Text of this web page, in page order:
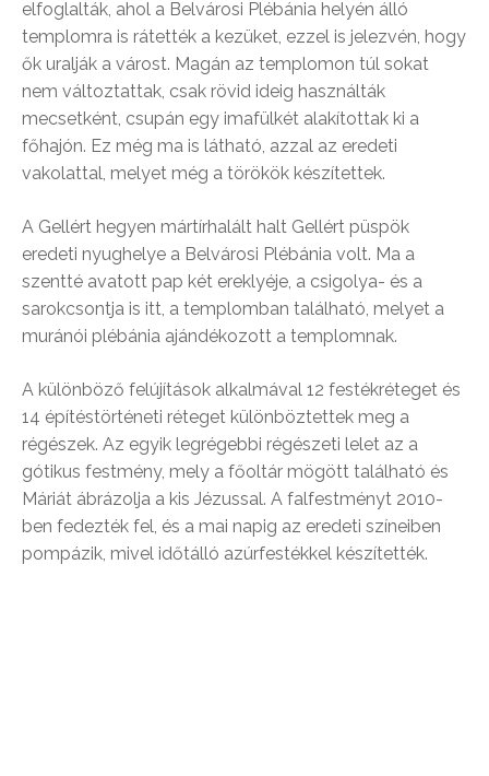
elfoglalták, ahol a Belvárosi Plébánia helyén álló
templomra is rátették a kezüket, ezzel is jelezvén, hogy
ők uralják a várost. Magán az templomon túl sokat
nem változtattak, csak rövid ideig használták
mecsetként, csupán egy imafülkét alakítottak ki a
főhajón. Ez még ma is látható, azzal az eredeti
vakolattal, melyet még a törökök készítettek.
A Gellért hegyen mártírhalált halt Gellért püspök
eredeti nyughelye a Belvárosi Plébánia volt. Ma a
szentté avatott pap két ereklyéje, a csigolya- és a
sarokcsontja is itt, a templomban található, melyet a
muránói plébánia ajándékozott a templomnak.
A különböző felújítások alkalmával 12 festékréteget és
14 építéstörténeti réteget különböztettek meg a
régészek. Az egyik legrégebbi régészeti lelet az a
gótikus festmény, mely a főoltár mögött található és
Máriát ábrázolja a kis Jézussal. A falfestményt 2010-
ben fedezték fel, és a mai napig az eredeti színeiben
pompázik, mivel időtálló azúrfestékkel készítették.